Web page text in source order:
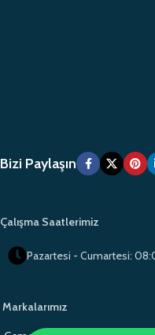
Bizi Paylaşın
Çalışma Saatlerimiz
Pazartesi - Cumartesi:
Markalarımız